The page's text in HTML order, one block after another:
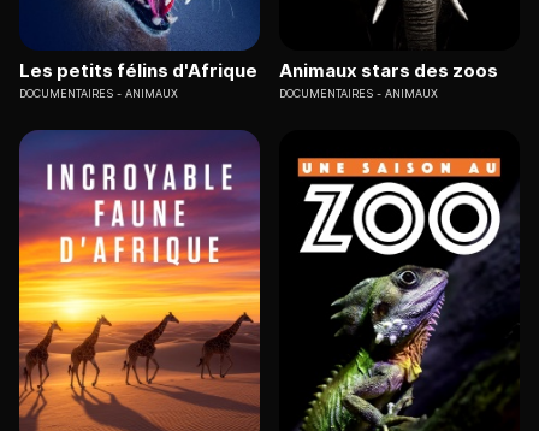
Les petits félins d'Afrique
DOCUMENTAIRES ANIMAUX
Animaux stars des zoos
DOCUMENTAIRES ANIMAUX